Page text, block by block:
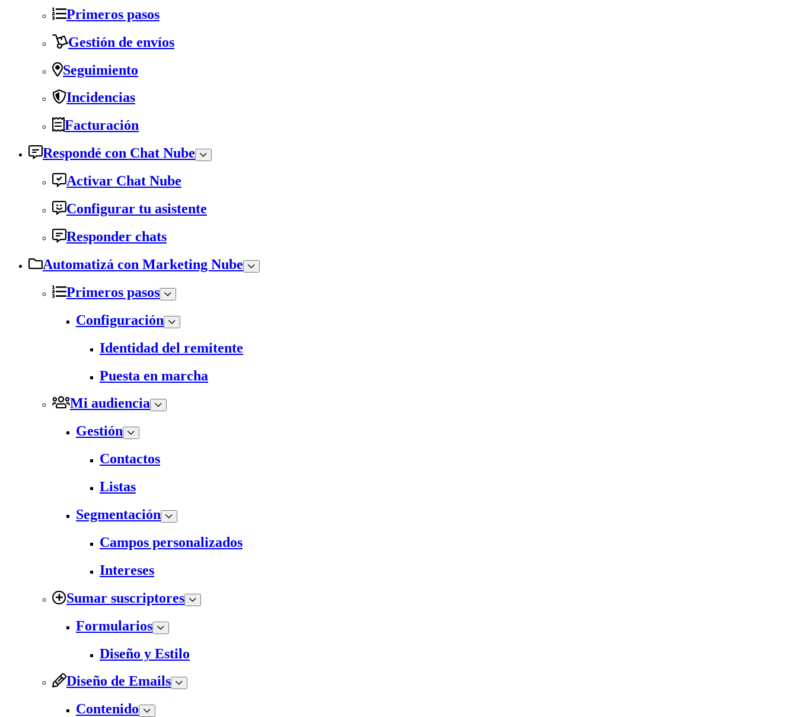
Primeros pasos
Gestión de envíos
Seguimiento
Incidencias
Facturación
Respondé con Chat Nube
Activar Chat Nube
Configurar tu asistente
Responder chats
Automatizá con Marketing Nube
Primeros pasos
Configuración
Identidad del remitente
Puesta en marcha
Mi audiencia
Gestión
Contactos
Listas
Segmentación
Campos personalizados
Intereses
Sumar suscriptores
Formularios
Diseño y Estilo
Diseño de Emails
Contenido